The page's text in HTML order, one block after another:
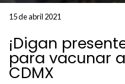
15 de abril 2021
¡Digan
para vacunar
CDMX